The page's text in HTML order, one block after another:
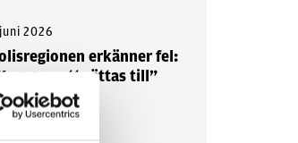
2026
erkänner fel:
att rättas till”